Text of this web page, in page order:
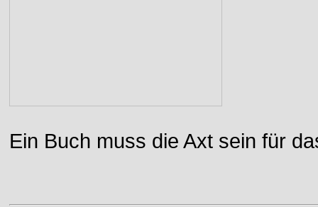
Ein Buch muss die Axt sein für